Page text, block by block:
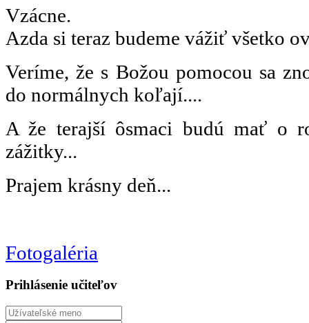
Vzácne.
Azda si teraz budeme vážiť všetko
Veríme, že s Božou pomocou sa
do normálnych koľají....
A že terajší ôsmaci budú mať o
zážitky...
Prajem krásny deň...
Fotogaléria
Prihlásenie učiteľov